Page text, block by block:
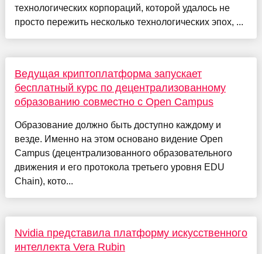
технологических корпораций, которой удалось не
просто пережить несколько технологических эпох, ...
Ведущая криптоплатформа запускает
бесплатный курс по децентрализованному
образованию совместно с Open Campus
Образование должно быть доступно каждому и
везде. Именно на этом основано видение Open
Campus (децентрализованного образовательного
движения и его протокола третьего уровня EDU
Chain), кото...
Nvidia представила платформу искусственного
интеллекта Vera Rubin